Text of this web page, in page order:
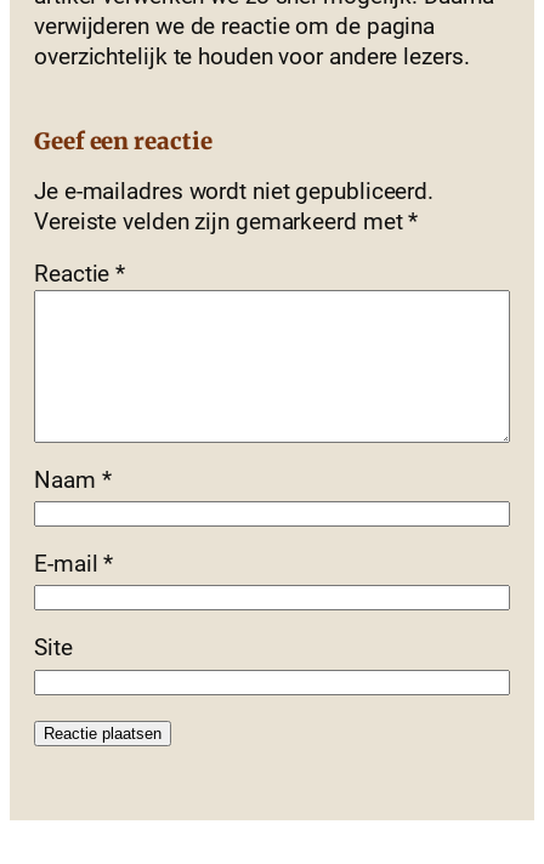
verwijderen we de reactie om de pagina
overzichtelijk te houden voor andere lezers.
Geef een reactie
Je e-mailadres wordt niet gepubliceerd.
Vereiste velden zijn gemarkeerd met*
Reactie*
Naam *
E-mail*
Site